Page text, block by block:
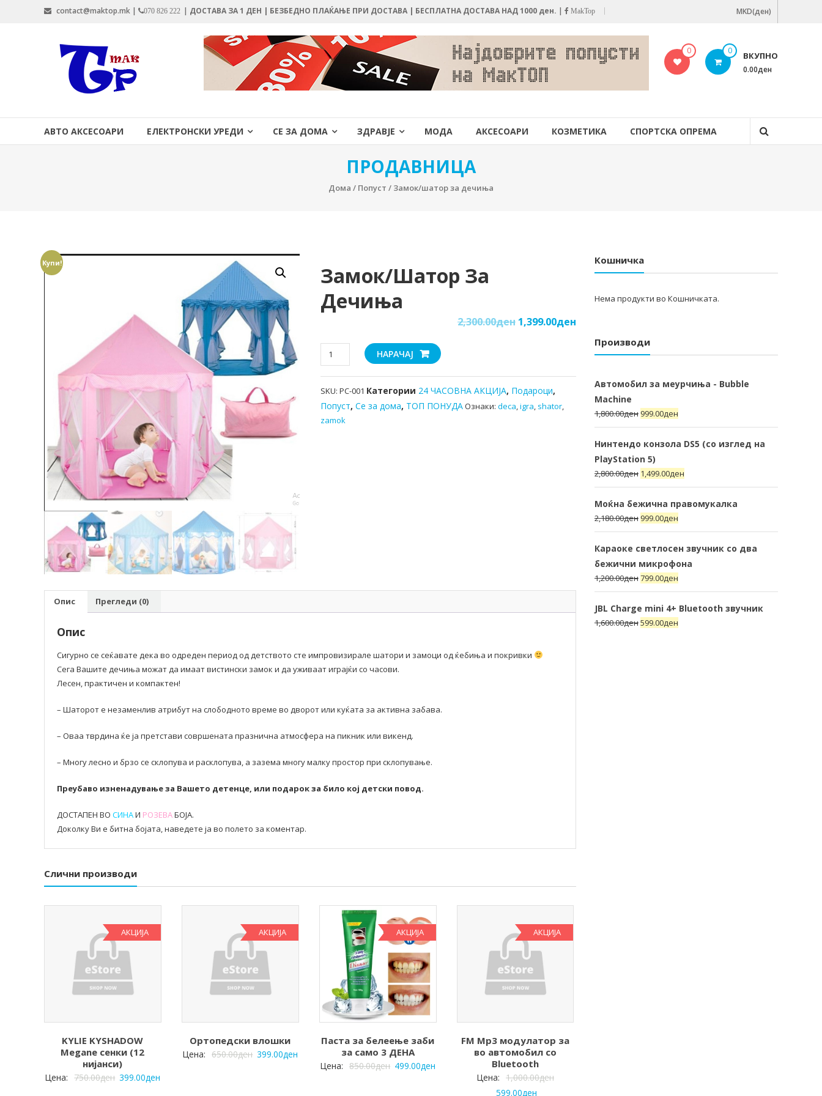
contact@maktop.mk | 070 826 222 | ДОСТАВА ЗА 1 ДЕН | БЕЗБЕДНО ПЛАЌАЊЕ ПРИ ДОСТАВА | БЕСПЛАТНА ДОСТАВА НАД 1000 ден. | MakTop MKD(ден)
MAKTOP.MK 0 0 ВКУПНО
0.00ден
АВТО АКСЕСОАРИ ЕЛЕКТРОНСКИ УРЕДИ СЕ ЗА ДОМА ЗДРАВЈЕ МОДА АКСЕСОАРИ КОЗМЕТИКА СПОРТСКА ОПРЕМА
ПРОДАВНИЦА
Дома / Попуст / Замок/шатор за дечиња
Купи!
Замок/шатор За
Дечиња
2,300.00ден1,399.00ден
Замок/
шатор
за
дечиња
количина
НАРАЧАЈ
SKU:PC-001 Категории 24 ЧАСОВНА АКЦИЈА, Подароци,
Попуст,Се за дома, ТОП ПОНУДАОзнаки:deca,igra, shator,
zamok
Опис Прегледи (0)
Опис
Сигурно се сеќавате дека во одреден период од детството сте импровизирале шатори и замоци од ќебиња и покривки
Сега Вашите дечиња можат да имаат вистински замок и да уживаат играјќи со часови.
Лесен, практичен и компактен!
– Шаторот е незаменлив атрибут на слободното време во дворот или куќата за активна забава.
– Оваа тврдина ќе ја претстави совршената празнична атмосфера на пикник или викенд.
– Многу лесно и брзо се склопува и расклопува, а зазема многу малку простор при склопување.
Преубаво изненадување за Вашето детенце, или подарок за било кој детски повод.
ДОСТАПЕН ВО СИНАИ РОЗЕВАБОЈА.
Доколку Ви е битна бојата, наведете ја во полето за коментар.
Слични производи
АКЦИЈА
KYLIE KYSHADOW
Megane сенки (12
нијанси)
Цена: 750.00ден 399.00ден
АКЦИЈА
Ортопедски влошки
Цена: 650.00ден 399.00ден
АКЦИЈА
Паста за белеење заби
за само 3 ДЕНА
Цена: 850.00ден 499.00ден
АКЦИЈА
FM Mp3 модулатор за
во автомобил со
Bluetooth
Цена: 1,000.00ден
599.00ден
Кошничка
Нема продукти во Кошничката.
Производи
Автомобил за меурчиња - Bubble
Machine
1,800.00ден 999.00ден
Нинтендо конзола DS5 (со изглед на
PlayStation 5)
2,800.00ден 1,499.00ден
Моќна бежична правомукалка
2,180.00ден 999.00ден
Караоке светлосен звучник со два
бежични микрофона
1,200.00ден799.00ден
JBL Charge mini 4+ Bluetooth звучник
1,600.00ден599.00ден